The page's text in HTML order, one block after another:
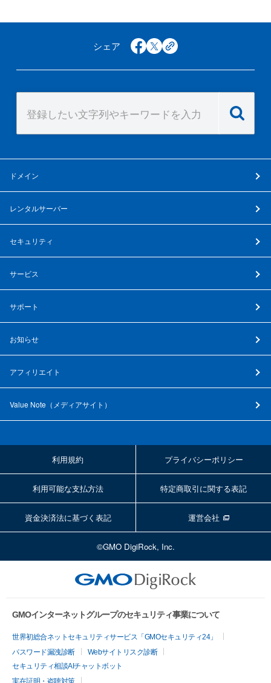
シェア facebook
x copy
ドメイン
レンタルサーバー
セキュリティ
サービス
サポート
お知らせ
アフィリエイト
Value Note（ メディアサイト ）
利用規約 プライバシーポリシー
利用可能な支払方法 特定商取引に関する表記
資金決済法に基づく表記 運営会社
©GMO DigiRock, Inc.
GMOインターネットグループのセキュリティ事業について
世界初総合ネットセキュリティサービス「GMOセキュリティ24」
パスワード漏洩診断
Webサイトリスク診断
セキュリティ相談AIチャットボット
実在証明・盗聴対策